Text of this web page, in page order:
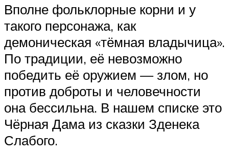
Вполне фольклорные корни и у
такого персонажа, как
демоническая «тёмная владычица».
По традиции, её невозможно
победить её оружием — злом, но
против доброты и человечности
она бессильна. В нашем списке это
Чёрная Дама из сказки Зденека
Слабого.